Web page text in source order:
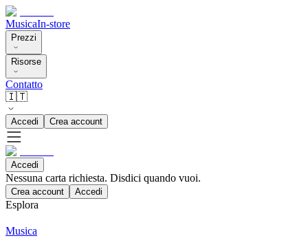
MusicaIn-store
Prezzi
Risorse
Contatto
🇮🇹
Accedi Crea account
Accedi
Nessuna carta richiesta. Disdici quando vuoi.
Crea account Accedi
Esplora
Musica